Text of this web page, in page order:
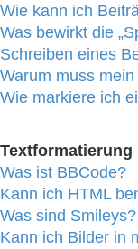
Wie kann ich
Was bewirkt die
Schreiben eines
Warum muss
Wie markiere ich
Textformatierung
Was ist BBCode?
Kann ich HTML
Was sind Smileys?
Kann ich Bilder in